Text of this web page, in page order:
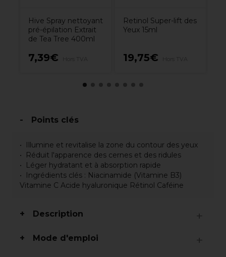
Hive Spray nettoyant
pré-épilation Extrait
de Tea Tree 400ml
7,39€
Retinol Super-lift des
Yeux 15ml
19,75€
Points clés
Illumine et revitalise la zone du contour des yeux
Réduit l'apparence des cernes et des ridules
Léger hydratant et à absorption rapide
Ingrédients clés : Niacinamide (Vitamine B3)
Vitamine C Acide hyaluronique Rétinol Caféine
Description
Mode d'emploi